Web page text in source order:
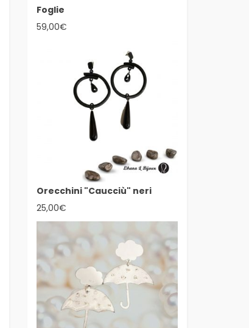
Foglie
59,00€
Orecchini "Caucciù" neri
25,00€